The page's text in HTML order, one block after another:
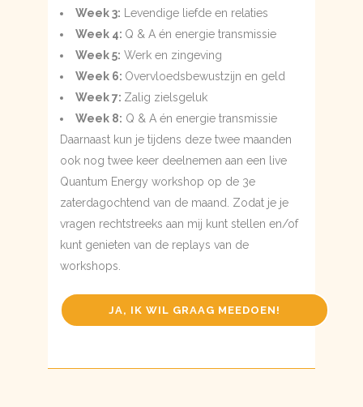
Week 3: Levendige liefde en relaties
Week 4: Q & A én energie transmissie
Week 5: Werk en zingeving
Week 6: Overvloedsbewustzijn en geld
Week 7: Zalig zielsgeluk
Week 8: Q & A én energie transmissie
Daarnaast kun je tijdens deze twee maanden
ook nog twee keer deelnemen aan een live
Quantum Energy workshop op de 3e
zaterdagochtend van de maand. Zodat je je
vragen rechtstreeks aan mij kunt stellen en/of
kunt genieten van de replays van de
workshops.
JA, IK WIL GRAAG MEEDOEN!